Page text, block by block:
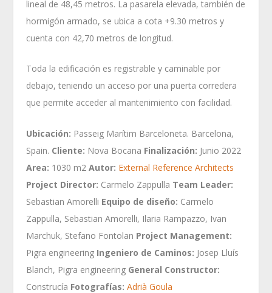
lineal de 48,45 metros. La pasarela elevada, también de
hormigón armado, se ubica a cota +9.30 metros y
cuenta con 42,70 metros de longitud.
Toda la edificación es registrable y caminable por
debajo, teniendo un acceso por una puerta corredera
que permite acceder al mantenimiento con facilidad.
Ubicación: Passeig Marítim Barceloneta. Barcelona,
Spain. Cliente: Nova Bocana Finalización: Junio 2022
Area: 1030 m2 Autor: External Reference Architects
Project Director: Carmelo Zappulla Team Leader:
Sebastian Amorelli Equipo de diseño: Carmelo
Zappulla, Sebastian Amorelli, Ilaria Rampazzo, Ivan
Marchuk, Stefano Fontolan Project Management:
Pigra engineering Ingeniero de Caminos: Josep Lluís
Blanch, Pigra engineering General Constructor:
Construcía Fotografías: Adrià Goula